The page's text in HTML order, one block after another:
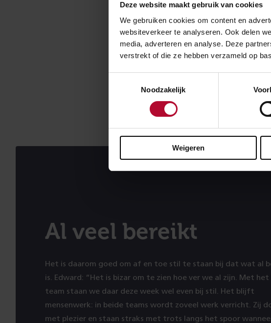
Deze website maakt gebruik van cookies
We gebruiken cookies om content en
websiteverkeer te analyseren. Ook delen
media, adverteren en analyse. Deze
verstrekt of die ze hebben verzameld op
Noodzakelijk
Weigeren
tussentijd hebben we al een
materiaaltekorten door de
Edward weet dat het ook
hebben minder mensen. Bij
Dat zie ik terug in het team:
Al veel bereikt
Het is daarom goed om af en toe stil te staan bij dat wat al
is. Edward: “Het is bizar om te zien hoe ver we al zijn. Met het
team staan we daar deze week wel even bij stil. Het blijft
mensenwerk: in beide teams wordt zoveel werk verricht. Zij
met plezier en staan straks met trots langs het spoor